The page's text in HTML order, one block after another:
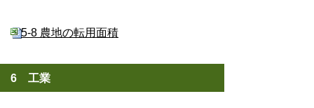
5-8 農地の転用面積
6 工業